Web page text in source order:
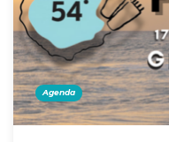
Agenda